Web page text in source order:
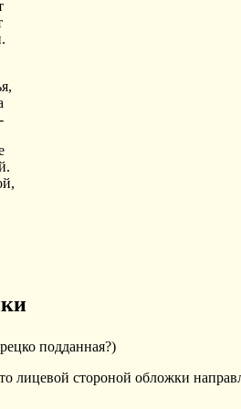
подданная?)
лицевой стороной обложки